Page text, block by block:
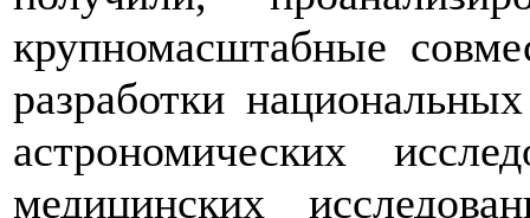
крупномасштабные
разработки
астрономических
медицинских